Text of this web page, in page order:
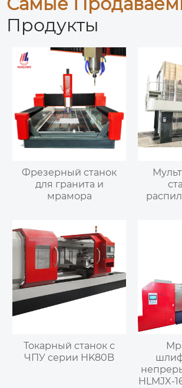
Продукты
Фрезерный станок
для гранита и
мрамора
Токарный станок с
ЧПУ серии HK80B
HLMJX-